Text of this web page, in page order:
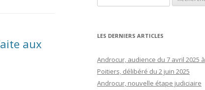
aux
LES DERNIERS ARTICLES
Androcur, audience du 7 avril 2025 à
Poitiers, délibéré du 2 juin 2025
Androcur, nouvelle étape judiciaire